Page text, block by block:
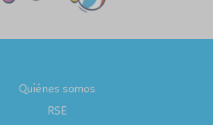
Quiénes somos
RSE